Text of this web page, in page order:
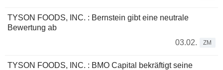
TYSON FOODS, INC. : Bernstein gibt eine neutrale
Bewertung ab
03.02.
ZM
TYSON FOODS, INC. : BMO Capital bekräftigt seine